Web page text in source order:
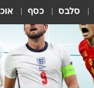
סלבס כסף